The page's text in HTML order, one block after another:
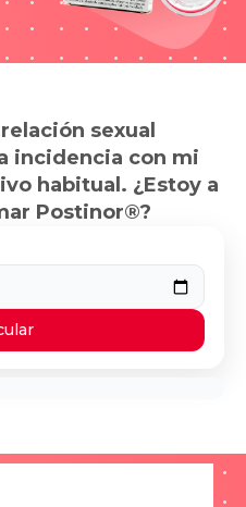
sexual
incidencia con mi
habitual. ¿Estoy a
Postinor®?